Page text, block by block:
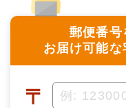
郵便番号
お届け可能
〒